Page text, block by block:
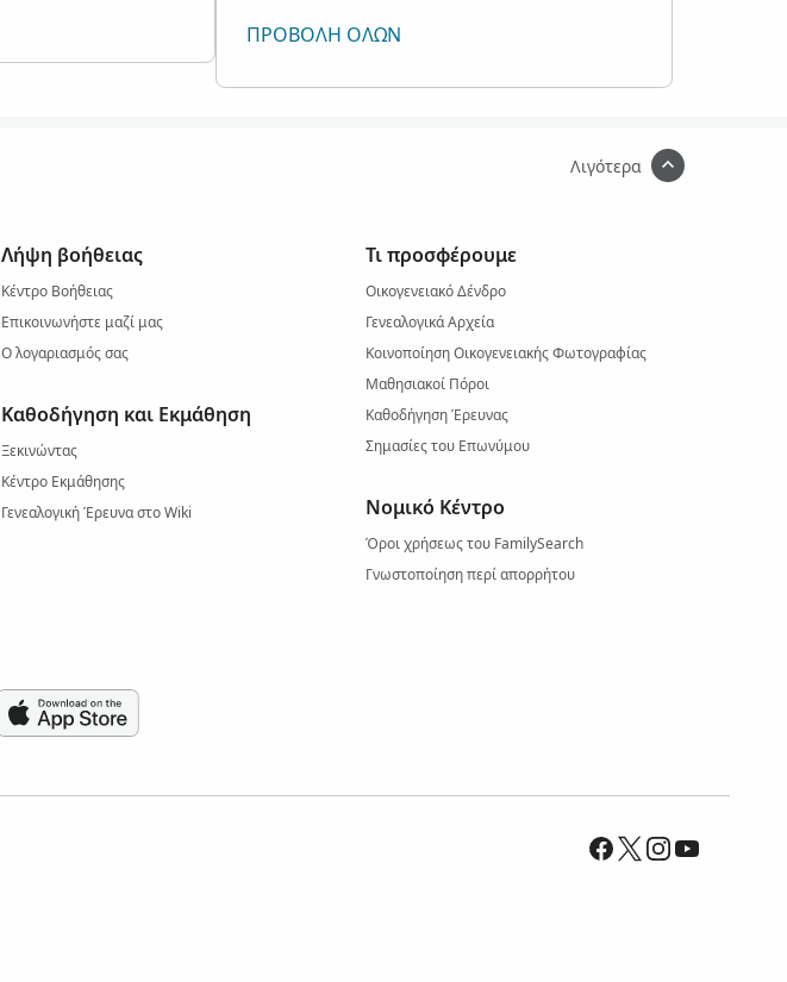
ΠΡΟΒΟΛΉ ΌΛΩΝ
Λιγότερα
Λήψη βοήθειας
Κέντρο Βοήθειας
Επικοινωνήστε μαζί μας
Ο λογαριασμός σας
Καθοδήγηση και Εκμάθηση
Ξεκινώντας
Κέντρο Εκμάθησης
Γενεαλογική Έρευνα στο Wiki
Τι προσφέρουμε
Οικογενειακό Δένδρο
Γενεαλογικά Αρχεία
Κοινοποίηση Οικογενειακής Φωτογραφίας
Μαθησιακοί Πόροι
Καθοδήγηση Έρευνας
Σημασίες του Επωνύμου
Νομικό Κέντρο
Όροι χρήσεως του FamilySearch
Γνωστοποίηση περί απορρήτου